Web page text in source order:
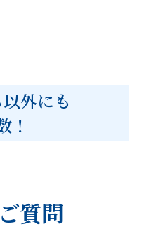
外にも
！
質問